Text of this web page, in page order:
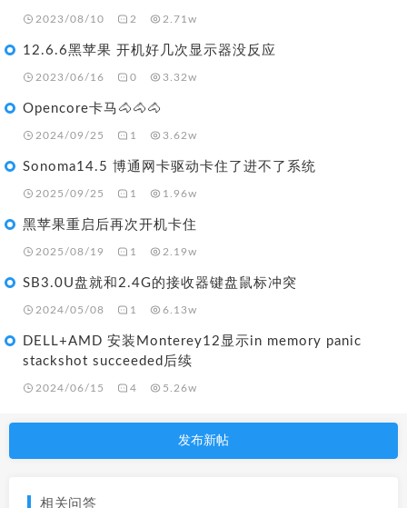
2023/08/10 2 2.71w
12.6.6黑苹果 开机好几次显示器没反应
2023/06/16 0 3.32w
Opencore卡马🐴🐴🐴
2024/09/25 1 3.62w
Sonoma14.5 博通网卡驱动卡住了进不了系统
2025/09/25 1 1.96w
黑苹果重启后再次开机卡住
2025/08/19 1 2.19w
SB3.0U盘就和2.4G的接收器键盘鼠标冲突
2024/05/08 1 6.13w
DELL+AMD 安装Monterey12显示in memory panic
stackshot succeeded后续
2024/06/15 4 5.26w
发布新帖
相关问答